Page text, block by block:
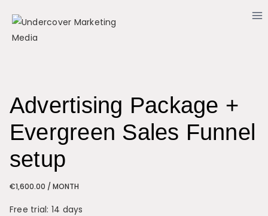
content
Advertising Package +
Evergreen Sales Funnel
setup
€1,600.00 / MONTH
Free trial: 14 days